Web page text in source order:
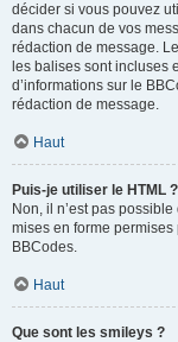
décider si vous pouvez
dans chacun de vos
rédaction de message.
les balises sont incluses
d’informations sur le
rédaction de message.
Haut
Puis-je utiliser le HTML ?
Non, il n’est pas
mises en forme
BBCodes.
Haut
Que sont les smileys ?